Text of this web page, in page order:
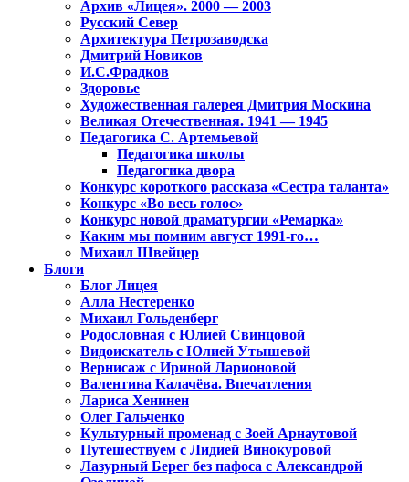
Архив «Лицея». 2000 — 2003
Русский Север
Архитектура Петрозаводска
Дмитрий Новиков
И.С.Фрадков
Здоровье
Художественная галерея Дмитрия Москина
Великая Отечественная. 1941 — 1945
Педагогика С. Артемьевой
Педагогика школы
Педагогика двора
Конкурс короткого рассказа «Сестра таланта»
Конкурс «Во весь голос»
Конкурс новой драматургии «Ремарка»
Каким мы помним август 1991-го…
Михаил Швейцер
Блоги
Блог Лицея
Алла Нестеренко
Михаил Гольденберг
Родословная с Юлией Свинцовой
Видоискатель с Юлией Утышевой
Вернисаж с Ириной Ларионовой
Валентина Калачёва. Впечатления
Лариса Хенинен
Олег Гальченко
Культурный променад с Зоей Арнаутовой
Путешествуем с Лидией Винокуровой
Лазурный Берег без пафоса с Александрой